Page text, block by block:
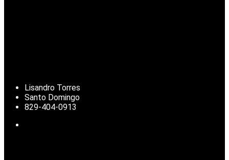
Lisandro Torres
Santo Domingo
829-404-0913